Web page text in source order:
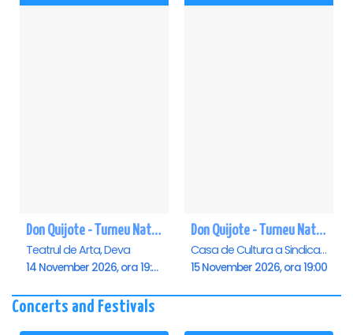
Don Quijote - Turneu National de balet - Deva
Teatrul de Arta, Deva
14 November 2026, ora 19:00
Don Quijote - Turneu National de balet - Oradea
Casa de Cultura a Sindicatelor , Oradea
15 November 2026, ora 19:00
Concerts and Festivals